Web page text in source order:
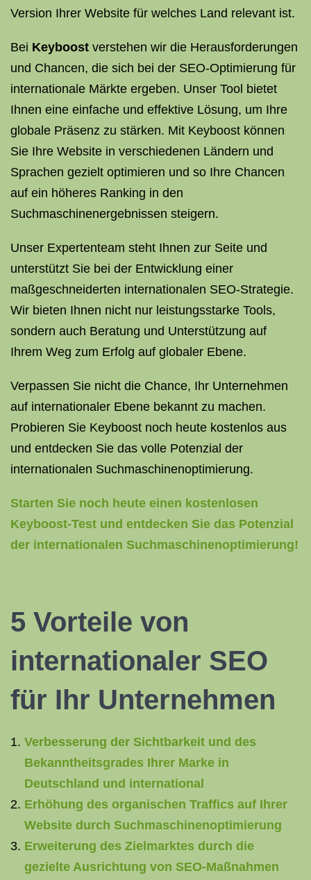
Version Ihrer Website für welches Land relevant ist.
Bei Keyboost verstehen wir die Herausforderungen
und Chancen, die sich bei der SEO-Optimierung für
internationale Märkte ergeben. Unser Tool bietet
Ihnen eine einfache und effektive Lösung, um Ihre
globale Präsenz zu stärken. Mit Keyboost können
Sie Ihre Website in verschiedenen Ländern und
Sprachen gezielt optimieren und so Ihre Chancen
auf ein höheres Ranking in den
Suchmaschinenergebnissen steigern.
Unser Expertenteam steht Ihnen zur Seite und
unterstützt Sie bei der Entwicklung einer
maßgeschneiderten internationalen SEO-Strategie.
Wir bieten Ihnen nicht nur leistungsstarke Tools,
sondern auch Beratung und Unterstützung auf
Ihrem Weg zum Erfolg auf globaler Ebene.
Verpassen Sie nicht die Chance, Ihr Unternehmen
auf internationaler Ebene bekannt zu machen.
Probieren Sie Keyboost noch heute kostenlos aus
und entdecken Sie das volle Potenzial der
internationalen Suchmaschinenoptimierung.
Starten Sie noch heute einen kostenlosen
Keyboost-Test und entdecken Sie das Potenzial
der internationalen Suchmaschinenoptimierung!
5 Vorteile von
internationaler SEO
für Ihr Unternehmen
Verbesserung der Sichtbarkeit und des
Bekanntheitsgrades Ihrer Marke in
Deutschland und international
Erhöhung des organischen Traffics auf Ihrer
Website durch Suchmaschinenoptimierung
Erweiterung des Zielmarktes durch die
gezielte Ausrichtung von SEO-Maßnahmen